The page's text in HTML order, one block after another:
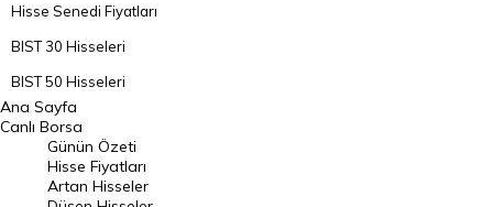
Hisse Senedi Fiyatları
BIST 30 Hisseleri
BIST 50 Hisseleri
BIST 100 Hisseleri
En Çok Artan Hisseler
En Çok Düşen Hisseler
Ana Sayfa
Canlı Borsa
Günün Özeti
Hisse Fiyatları
Artan Hisseler